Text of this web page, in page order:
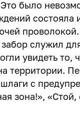
было
состояла
проволокой.
служил
увидеть то,
территории.
с
зона!», «Стой,